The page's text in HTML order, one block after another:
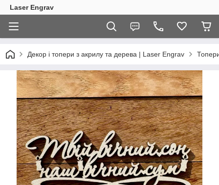
Laser Engrav
Декор і топери з акрилу та дерева | Laser Engrav